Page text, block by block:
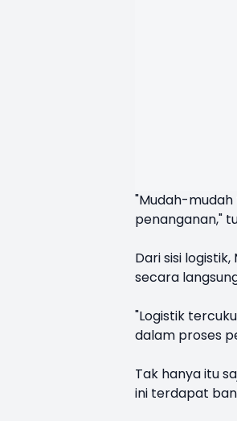
"Mudah-
penanganan,"
Dari sisi
secara
"Logistik
dalam proses
Tak hanya itu
ini terdapat